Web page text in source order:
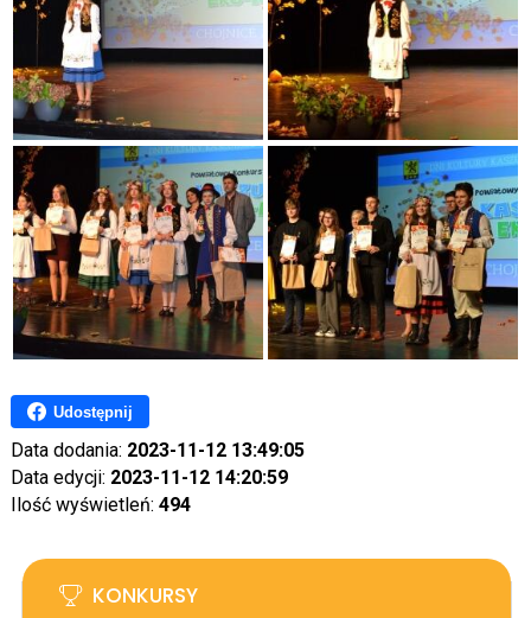
Udostępnij
Data dodania: 2023-11-12 13:49:05
Data edycji: 2023-11-12 14:20:59
Ilość wyświetleń: 494
KONKURSY